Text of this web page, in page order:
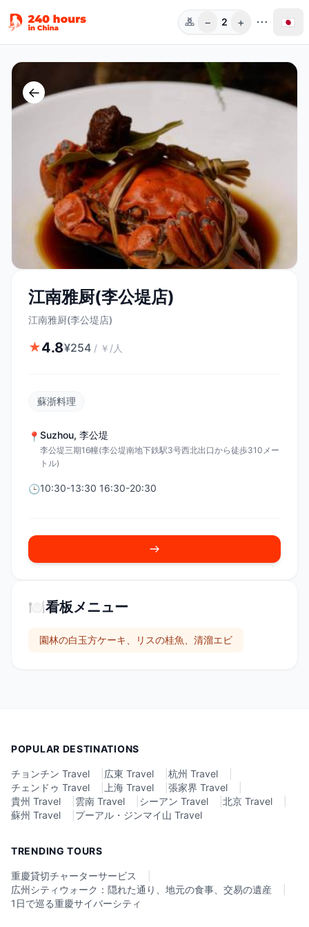
人数
− 2 + 🇯🇵
←
江南雅厨(李公堤店)
江南雅厨(李公堤店)
★4.8¥254 / ￥/人
蘇浙料理
📍 Suzhou, 李公堤
李公堤三期16幢(李公堤南地下鉄駅3号西北出口から徒歩310メー
トル)
🕒10:30-13:30 16:30-20:30
🍽️看板メニュー
園林の白玉方ケーキ、リスの桂魚、清溜エビ
POPULAR DESTINATIONS
チョンチン Travel 広東 Travel 杭州 Travel
チェンドゥ Travel
上海 Travel 張家界 Travel
貴州 Travel
雲南 Travel シーアン Travel 北京 Travel
蘇州 Travel
プーアル・ジンマイ山 Travel
TRENDING TOURS
重慶貸切チャーターサービス
広州シティウォーク：隠れた通り、地元の食事、交易の遺産
1日で巡る重慶サイバーシティ